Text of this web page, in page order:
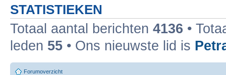
STATISTIEKEN
Totaal aantal berichten 4136 •
leden 55 • Ons nieuwste lid is
Forumoverzicht